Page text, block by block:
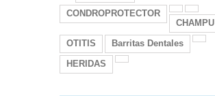
CONDROPROTECTOR
CHAMPU
OTITIS
Barritas Dentales
HERIDAS